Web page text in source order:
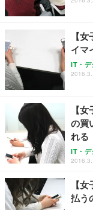
【
イマ
IT・デ
【
の買
れる
IT・デ
【
払う